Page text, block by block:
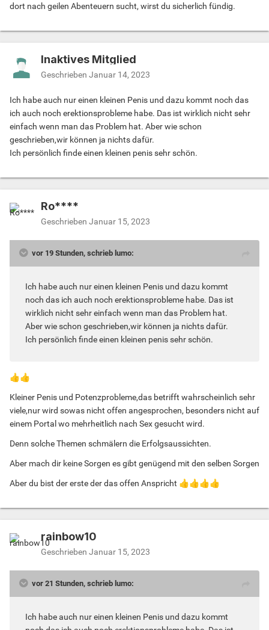
dort nach geilen Abenteuern sucht, wirst du sicherlich fündig.
Inaktives Mitglied
Geschrieben Januar 14, 2023
Ich habe auch nur einen kleinen Penis und dazu kommt noch das
ich auch noch erektionsprobleme habe. Das ist wirklich nicht sehr
einfach wenn man das Problem hat. Aber wie schon
geschrieben,wir können ja nichts dafür.
Ich persönlich finde einen kleinen penis sehr schön.
Ro****
Geschrieben Januar 15, 2023
vor 19 Stunden, schrieb lumo:
Ich habe auch nur einen kleinen Penis und dazu kommt
noch das ich auch noch erektionsprobleme habe. Das ist
wirklich nicht sehr einfach wenn man das Problem hat.
Aber wie schon geschrieben,wir können ja nichts dafür.
Ich persönlich finde einen kleinen penis sehr schön.
👍👍
Kleiner Penis und Potenzprobleme,das betrifft wahrscheinlich sehr
viele,nur wird sowas nicht offen angesprochen, besonders nicht auf
einem Portal wo mehrheitlich nach Sex gesucht wird.
Denn solche Themen schmälern die Erfolgsaussichten.
Aber mach dir keine Sorgen es gibt genügend mit den selben Sorgen
Aber du bist der erste der das offen Anspricht 👍👍👍👍
rainbow10
Geschrieben Januar 15, 2023
vor 21 Stunden, schrieb lumo:
Ich habe auch nur einen kleinen Penis und dazu kommt